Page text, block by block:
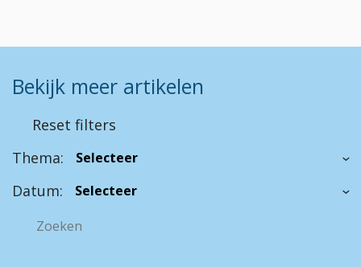
Bekijk meer artikelen
Reset filters
Thema:
Datum: